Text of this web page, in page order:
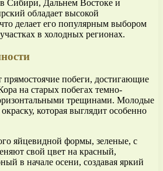
Сибири, Дальнем Востоке и
обладает высокой
делает его популярным выбором
в холодных регионах.
прямостоячие побеги, достигающие
на старых побегах темно-
трещинами. Молодые
которая выглядит особенно
яйцевидной формы, зеленые, с
свой цвет на красный,
в начале осени, создавая яркий